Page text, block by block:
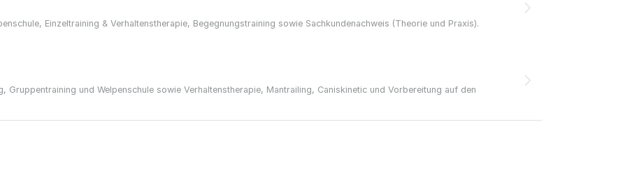
Einzeltraining & Verhaltenstherapie, Begegnungstraining sowie Sachkundenachweis (Theorie und Praxis).
Gruppentraining und Welpenschule sowie Verhaltenstherapie, Mantrailing, Caniskinetic und Vorbereitung auf den